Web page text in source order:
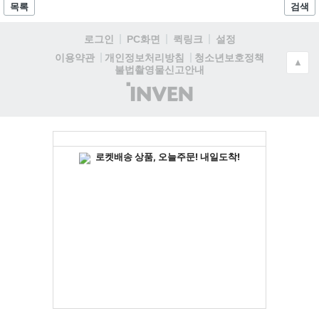
목록 검색
로그인 PC화면 퀵링크
설정
이용약관
개인정보처리방침
청소년보호정책
불법촬영물신고안내
(주)
인
▲